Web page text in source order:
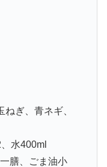
ぎ、青ネギ、
水400ml
膳、ごま油小